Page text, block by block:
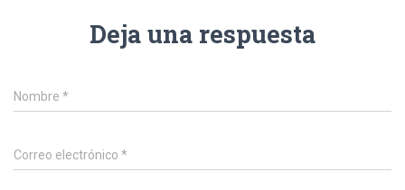
Deja una respuesta
Nombre *
Correo electrónico *